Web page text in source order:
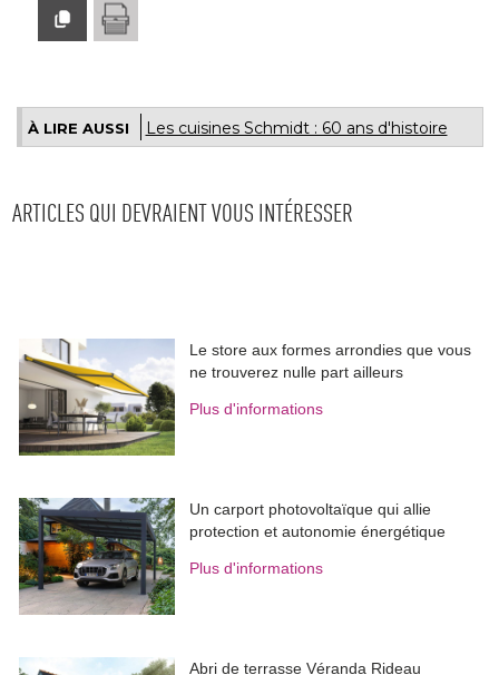
À LIRE AUSSI Les cuisines Schmidt : 60 ans d'histoire
ARTICLES QUI DEVRAIENT VOUS INTÉRESSER
Le store aux formes arrondies que vous
ne trouverez nulle part ailleurs
Plus d'informations
Un carport photovoltaïque qui allie
protection et autonomie énergétique
Plus d'informations
Abri de terrasse Véranda Rideau